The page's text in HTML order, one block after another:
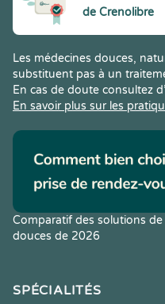
de Crenolibre
Les médecines douces,
substituent pas à un
En cas de doute consultez
En savoir plus sur les
Comparatif des solutions
douces de 2026
SPÉCIALITÉS